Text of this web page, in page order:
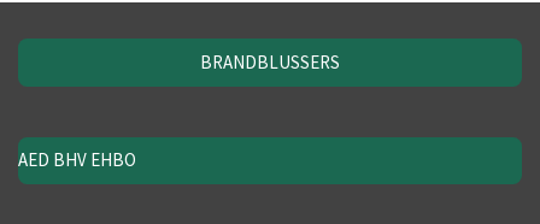
BRANDBLUSSERS
AED BHV EHBO